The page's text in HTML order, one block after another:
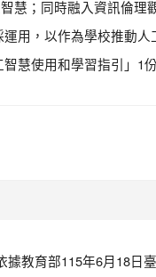
慧；同時融入資訊倫
用，以作為學校推動
慧使用和學習指引」1
育部115年6月18日